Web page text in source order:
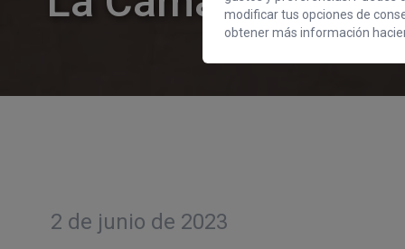
2 de junio de 2023
modificar tus opciones de
obtener más información